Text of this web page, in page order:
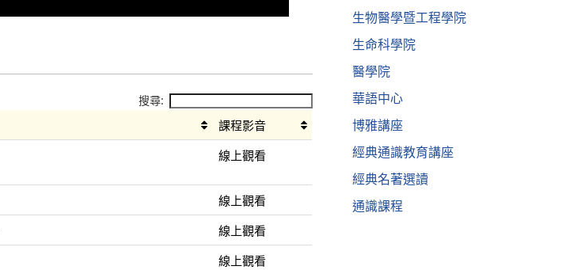
搜尋:
課程影音
線上觀看
線上觀看
線上觀看
線上觀看
生物醫學暨工程學院
生命科學院
醫學院
華語中心
博雅講座
經典通識教育講座
經典名著選讀
通識課程